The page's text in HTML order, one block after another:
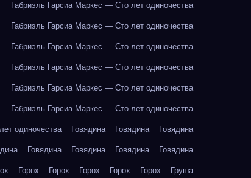
Габриэль Гарсиа Маркес — Сто лет одиночества
Габриэль Гарсиа Маркес — Сто лет одиночества
Габриэль Гарсиа Маркес — Сто лет одиночества
Габриэль Гарсиа Маркес — Сто лет одиночества
Габриэль Гарсиа Маркес — Сто лет одиночества
Габриэль Гарсиа Маркес — Сто лет одиночества
одиночества Говядина Говядина Говядина
Говядина Говядина Говядина Говядина
Горох Горох Горох Горох Горох Груша